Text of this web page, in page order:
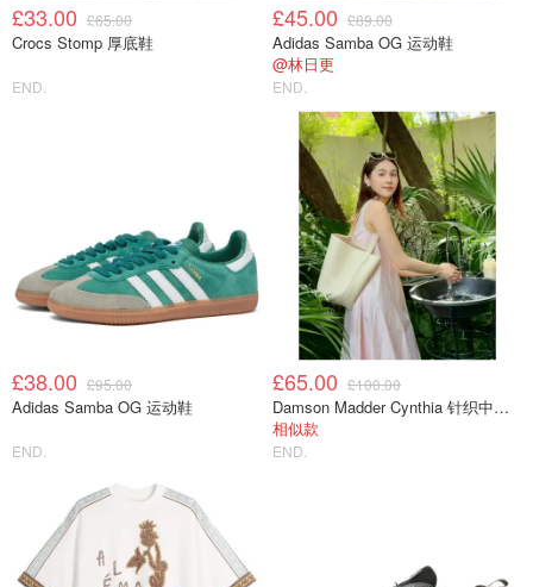
£33.00 £65.00
Crocs Stomp 厚底鞋
END.
£45.00 £89.00
Adidas Samba OG 运动鞋
@林日更
END.
£38.00 £95.00
Adidas Samba OG 运动鞋
END.
£65.00 £100.00
Damson Madder Cynthia 针织中长裙 透视感
相似款
END.